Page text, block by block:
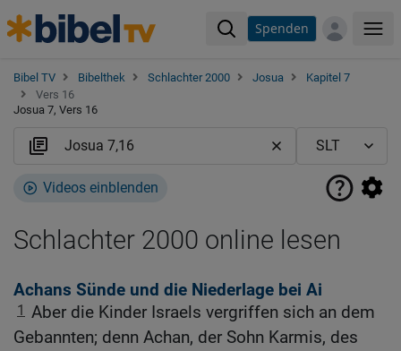
Spenden
Bibel TV Bibelthek Schlachter 2000 Josua
Kapitel 7
Vers 16
Josua 7, Vers 16
Videos einblenden
Schlachter 2000 online lesen
Achans Sünde und die Niederlage bei Ai
1 Aber die Kinder Israels vergriffen sich an dem
Gebannten; denn Achan, der Sohn Karmis, des